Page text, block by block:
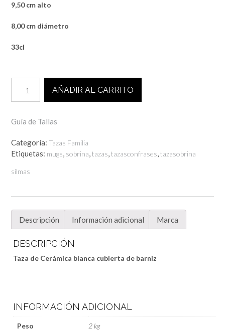
9,50 cm alto
8,00 cm diámetro
33cl
SOBRINA
MÁS
DEL
cantidad
AÑADIR AL CARRITO
Guía de Tallas
Categoría: Tazas Familia
Etiquetas: mugs, sobrina,tazas,tazasconfrases,tazasobrina
silmas
Descripción Información adicional Marca
DESCRIPCIÓN
Taza de Cerámica blanca cubierta de barniz
INFORMACIÓN ADICIONAL
Peso 2 kg